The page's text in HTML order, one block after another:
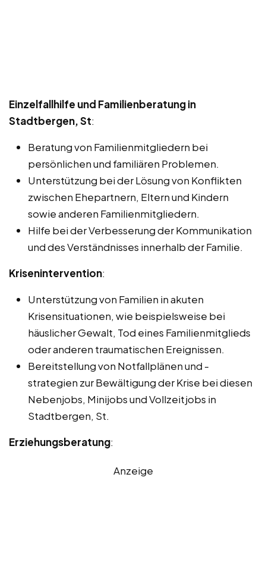
Einzelfallhilfe und Familienberatung in
Stadtbergen, St:
Beratung von Familienmitgliedern bei
persönlichen und familiären Problemen.
Unterstützung bei der Lösung von Konflikten
zwischen Ehepartnern, Eltern und Kindern
sowie anderen Familienmitgliedern.
Hilfe bei der Verbesserung der Kommunikation
und des Verständnisses innerhalb der Familie.
Krisenintervention:
Unterstützung von Familien in akuten
Krisensituationen, wie beispielsweise bei
häuslicher Gewalt, Tod eines Familienmitglieds
oder anderen traumatischen Ereignissen.
Bereitstellung von Notfallplänen und -
strategien zur Bewältigung der Krise bei diesen
Nebenjobs, Minijobs und Vollzeitjobs in
Stadtbergen, St.
Erziehungsberatung:
Anzeige